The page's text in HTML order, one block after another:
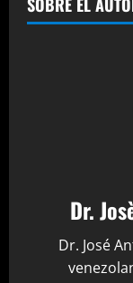
SOBRE EL
Dr.
Dr. José